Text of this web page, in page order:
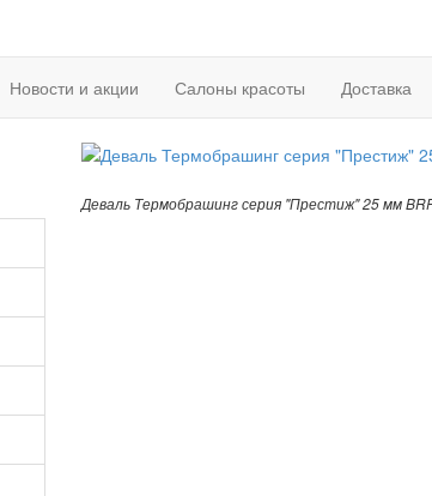
Новости и акции Салоны красоты Доставка
Деваль Термобрашинг серия "Престиж" 25 мм